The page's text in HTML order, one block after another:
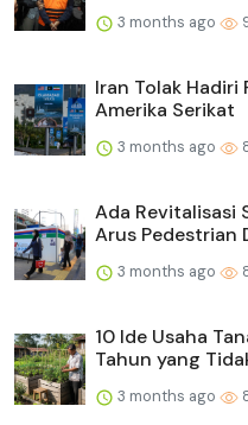
3 months ago
Iran Tolak Hadiri
Amerika Serikat
3 months ago
Ada Revitalisasi
Arus Pedestrian
3 months ago
10 Ide Usaha
Tahun yang
3 months ago